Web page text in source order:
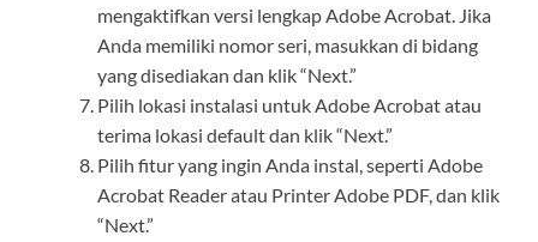
mengaktifkan versi lengkap Adobe Acrobat. Jika
Anda memiliki nomor seri, masukkan di bidang
yang disediakan dan klik “Next.”
Pilih lokasi instalasi untuk Adobe Acrobat atau
terima lokasi default dan klik “Next.”
Pilih fitur yang ingin Anda instal, seperti Adobe
Acrobat Reader atau Printer Adobe PDF, dan klik
“Next.”